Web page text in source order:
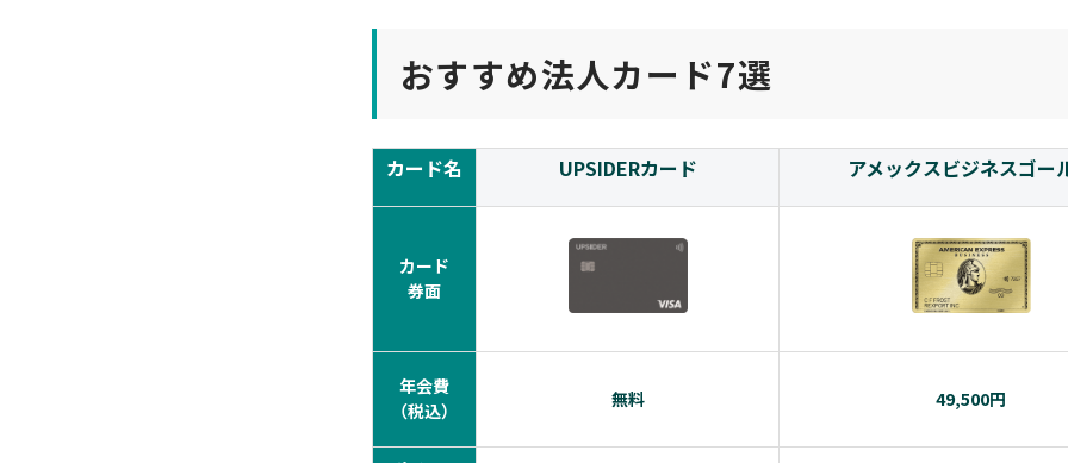
おすすめ法人カード7選
カード名 UPSIDERカード アメックスビジネスゴー
カード
券面
年会費
（税込）
無料 49,500円